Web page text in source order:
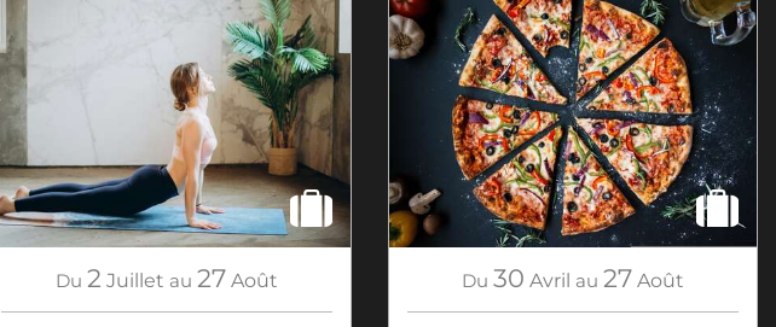
Du 2 Juillet au 27 Août Du 30 Avril au 27 Août